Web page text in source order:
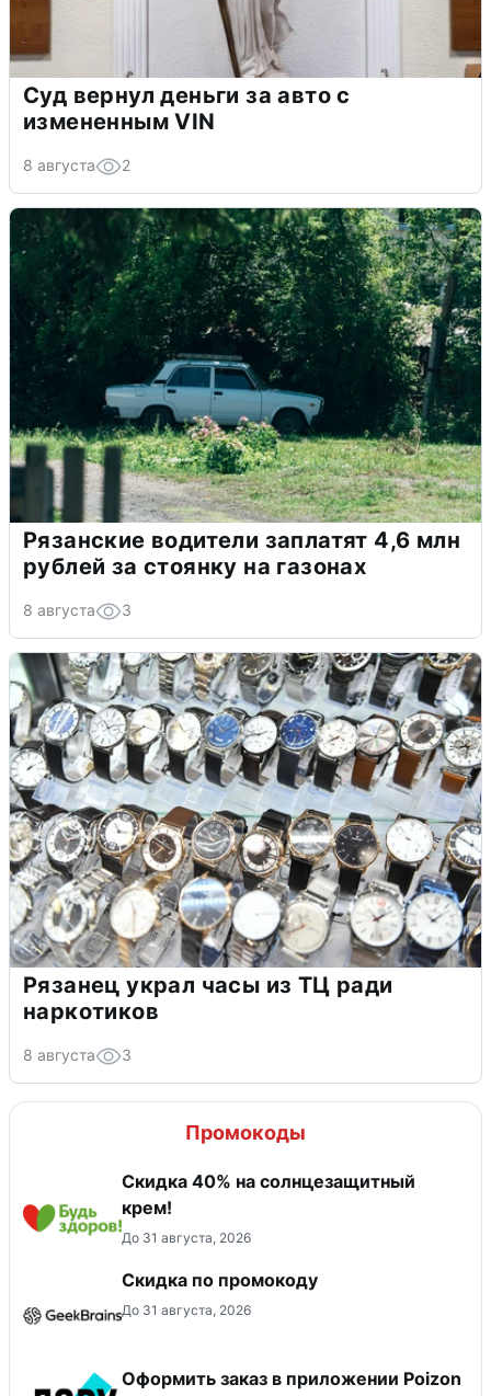
Суд вернул деньги за авто с
измененным VIN
8 августа 2
Рязанские водители заплатят 4,6 млн
рублей за стоянку на газонах
8 августа 3
Рязанец украл часы из ТЦ ради
наркотиков
8 августа 3
Промокоды
Скидка 40% на солнцезащитный
крем!
До 31 августа, 2026
Скидка по промокоду
До 31 августа, 2026
Оформить заказ в приложении Poizon